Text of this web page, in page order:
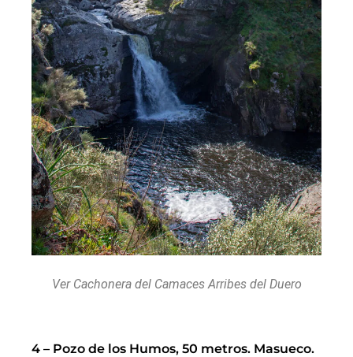
Ver Cachonera del Camaces Arribes del Duero
4 – Pozo de los Humos, 50 metros. Masueco.